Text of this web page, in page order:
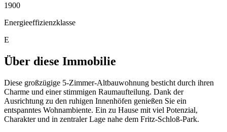
1900
Energieeffizienzklasse
E
Über diese Immobilie
Diese großzügige 5-Zimmer-Altbauwohnung besticht durch ihren
Charme und einer stimmigen Raumaufteilung. Dank der
Ausrichtung zu den ruhigen Innenhöfen genießen Sie ein
entspanntes Wohnambiente. Ein zu Hause mit viel Potenzial,
Charakter und in zentraler Lage nahe dem Fritz-Schloß-Park.